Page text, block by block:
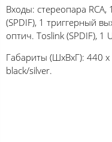
Входы: стереопара RCA,
(SPDIF), 1 триггерный
оптич. Toslink (SPDIF), 1
Габариты (ШхВхГ): 440
black/silver.